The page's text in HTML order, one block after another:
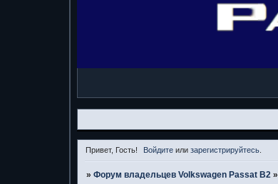
Привет, Гость! Войдите илизарегистрируйтесь.
» Форум владельцев Volkswagen Passat B2 »